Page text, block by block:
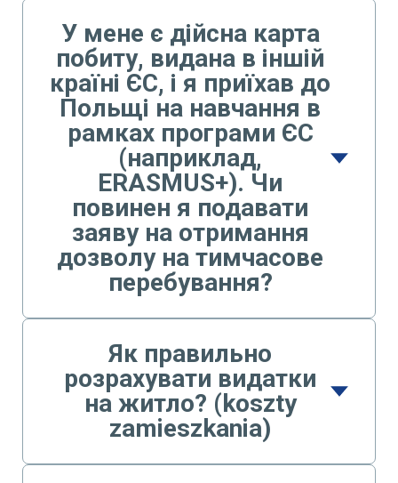
У мене є дійсна карта
побиту, видана в іншій
країні ЄС, і я приїхав до
Польщі на навчання в
рамках програми ЄС
(наприклад,
ERASMUS+). Чи
повинен я подавати
заяву на отримання
дозволу на тимчасове
перебування?
Як правильно
розрахувати видатки
на житло? (koszty
zamieszkania)